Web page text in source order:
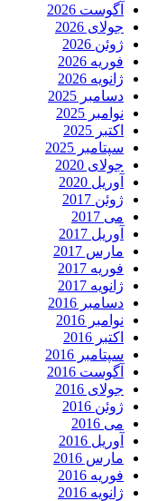
آگوست 2026
جولای 2026
ژوئن 2026
فوریه 2026
ژانویه 2026
دسامبر 2025
نوامبر 2025
اکتبر 2025
سپتامبر 2025
جولای 2020
آوریل 2020
ژوئن 2017
می 2017
آوریل 2017
مارس 2017
فوریه 2017
ژانویه 2017
دسامبر 2016
نوامبر 2016
اکتبر 2016
سپتامبر 2016
آگوست 2016
جولای 2016
ژوئن 2016
می 2016
آوریل 2016
مارس 2016
فوریه 2016
ژانویه 2016